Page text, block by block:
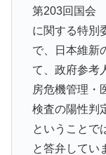
第203回国会
に関する特
で、日本維新
て、政府参考
房危機管理・
検査の陽性判
ということで
と答弁してい